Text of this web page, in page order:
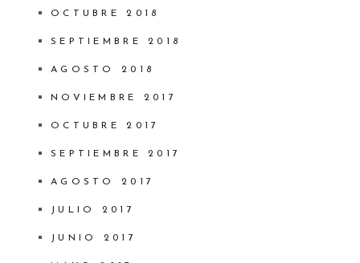
OCTUBRE 2018
SEPTIEMBRE 2018
AGOSTO 2018
NOVIEMBRE 2017
OCTUBRE 2017
SEPTIEMBRE 2017
AGOSTO 2017
JULIO 2017
JUNIO 2017